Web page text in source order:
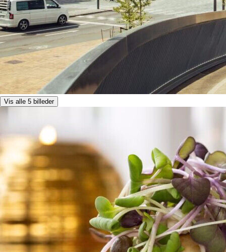
Vis alle 5 billeder